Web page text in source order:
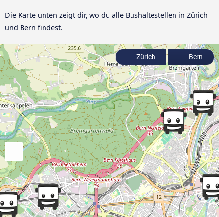
Die Karte unten zeigt dir, wo du alle Bushaltestellen in Zürich
und Bern findest.
Zürich Bern